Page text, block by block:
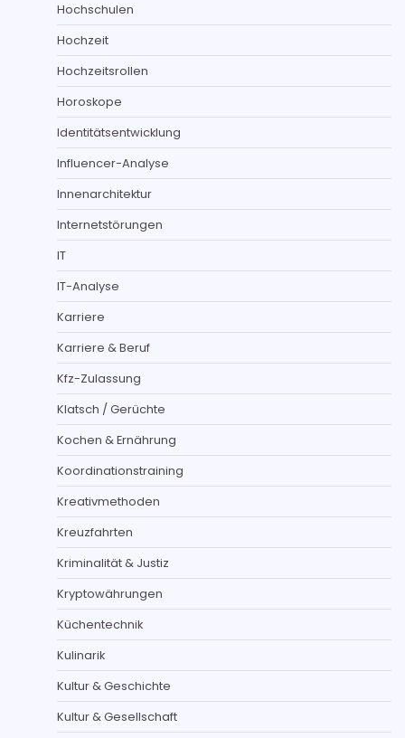
Hochschulen
Hochzeit
Hochzeitsrollen
Horoskope
Identitätsentwicklung
Influencer-Analyse
Innenarchitektur
Internetstörungen
IT
IT-Analyse
Karriere
Karriere & Beruf
Kfz-Zulassung
Klatsch / Gerüchte
Kochen & Ernährung
Koordinationstraining
Kreativmethoden
Kreuzfahrten
Kriminalität & Justiz
Kryptowährungen
Küchentechnik
Kulinarik
Kultur & Geschichte
Kultur & Gesellschaft